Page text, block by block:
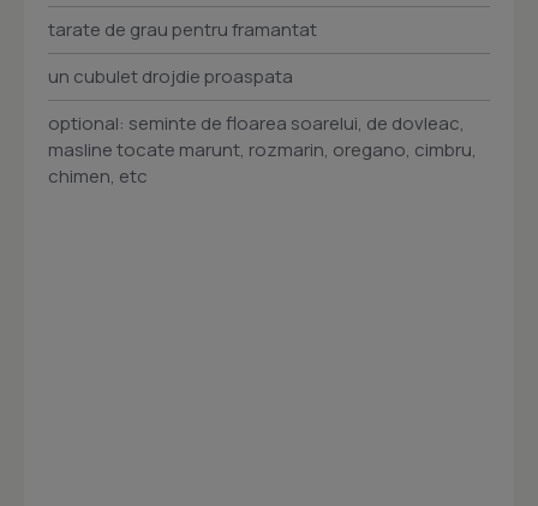
tarate de grau pentru framantat
un cubulet drojdie proaspata
optional: seminte de floarea soarelui, de dovleac,
masline tocate marunt, rozmarin, oregano, cimbru,
chimen, etc